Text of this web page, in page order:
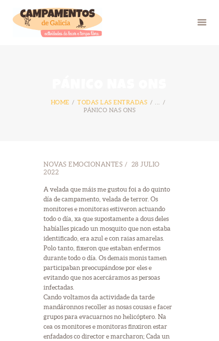
HOME TODAS LAS ENTRADAS
PÁNICO NAS ONS
GRUPOS
CONTACTO
NOVAS EMOCIONANTES
28 JULIO
2022
A velada que máis me gustou foi a do quinto
día de campamento, velada de terror. Os
monitores e monitoras estiveron actuando
todo o día, xa que supostamente a dous deles
habíalles picado un mosquito que non estaba
identificado, era azul e con raias amarelas.
Polo tanto, fixeron que estaban enfermos
durante todo o día. Os demais monis tamen
participaban preocupándose por eles e
evitando que nos acercáramos as persoas
infectadas.
Cando voltamos da actividade da tarde
mandáronnos recoller as nosas cousas e facer
grupos para evacuarnos no helicóptero. Na
cea os monitores e monitoras finxiron estar
enfadados co director e marcharon; Cada un